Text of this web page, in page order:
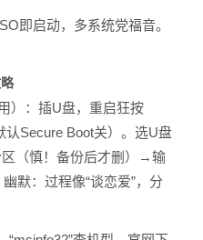
即启动，多系统党福音。
）：插U盘，重启狂按
认Secure Boot关）。选U盘
（慎！备份后才删）→输
默：过程像“谈恋爱”，分